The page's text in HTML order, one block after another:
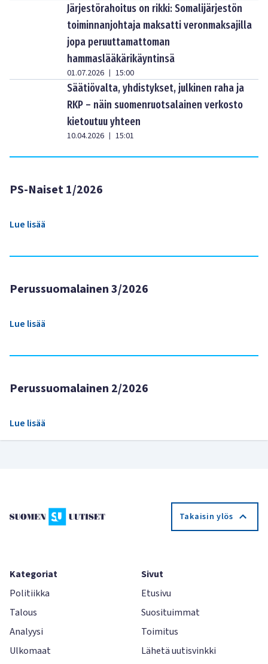
Järjestörahoitus on rikki: Somalijärjestön
toiminnanjohtaja maksatti veronmaksajilla
jopa peruuttamattoman
hammaslääkärikäyntinsä
01.07.2026 | 15:00
Säätiövalta, yhdistykset, julkinen raha ja
RKP – näin suomenruotsalainen verkosto
kietoutuu yhteen
10.04.2026 | 15:01
PS-Naiset 1/2026
Lue lisää
Perussuomalainen 3/2026
Lue lisää
Perussuomalainen 2/2026
Lue lisää
Takaisin ylös
Kategoriat
Politiikka
Talous
Analyysi
Ulkomaat
Sivut
Etusivu
Suosituimmat
Toimitus
Lähetä uutisvinkki